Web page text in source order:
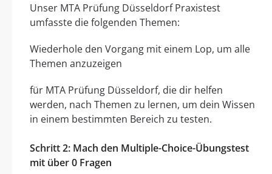
Unser MTA Prüfung Düsseldorf Praxistest
umfasste die folgenden Themen:
Wiederhole den Vorgang mit einem Lop, um alle
Themen anzuzeigen
für MTA Prüfung Düsseldorf, die dir helfen
werden, nach Themen zu lernen, um dein Wissen
in einem bestimmten Bereich zu testen.
Schritt 2: Mach den Multiple-Choice-Übungstest
mit über 0 Fragen